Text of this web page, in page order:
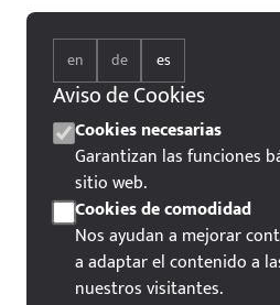
en de es
Aviso de Cookies
Cookies necesarias
Garantizan las funciones
sitio web.
Cookies de comodidad
Nos ayudan a mejorar
a adaptar el contenido a
nuestros visitantes.